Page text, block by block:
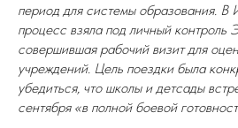
период для системы образования. В
процесс взяла под личный
совершившая рабочий визит для
учреждений. Цель поездки была
убедиться, что школы и детсады
сентября «в полной боевой